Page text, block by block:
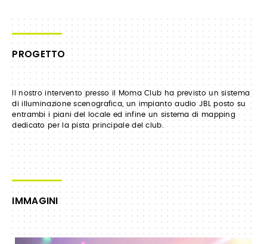
PROGETTO
Il nostro intervento presso il Moma Club ha previsto un sistema
di illuminazione scenografica, un impianto audio JBL posto su
entrambi i piani del locale ed infine un sistema di mapping
dedicato per la pista principale del club.
IMMAGINI